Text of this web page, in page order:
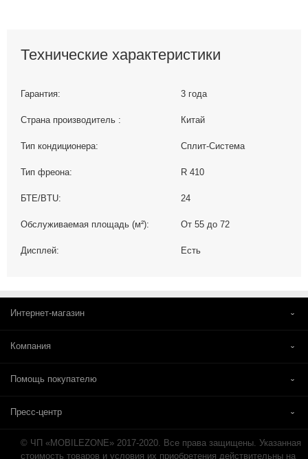
Технические характеристики
Гарантия: 3 года
Страна производитель : Китай
Тип кондиционера: Сплит-Система
Тип фреона: R 410
БТЕ/BTU: 24
Обслуживаемая площадь (м²): От 55 до 72
Дисплей: Есть
Интернет-магазин
Компания
Помощь покупателю
Пресс-центр
© ЧП «MOBILEZONE» 2017-2020. Все права защищены. Указанная
стоимость товаров и условия их приобретения действительны на